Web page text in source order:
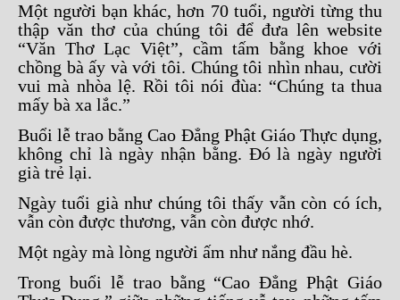
Một người bạn khác, hơn 70 tuổi, người từng thu
thập văn thơ của chúng tôi để đưa lên website
“Văn Thơ Lạc Việt”, cầm tấm bằng khoe với
chồng bà ấy và với tôi. Chúng tôi nhìn nhau, cười
vui mà nhòa lệ. Rồi tôi nói đùa: “Chúng ta thua
mấy bà xa lắc.”
Buổi lễ trao bằng Cao Đẳng Phật Giáo Thực dụng,
không chỉ là ngày nhận bằng. Đó là ngày người
già trẻ lại.
Ngày tuổi già như chúng tôi thấy vẫn còn có ích,
vẫn còn được thương, vẫn còn được nhớ.
Một ngày mà lòng người ấm như nắng đầu hè.
Trong buổi lễ trao bằng “Cao Đẳng Phật Giáo